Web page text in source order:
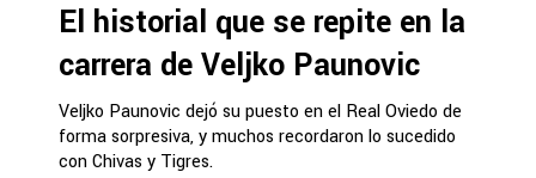
El historial que se repite en la
carrera de Veljko Paunovic
Veljko Paunovic dejó su puesto en el Real Oviedo de
forma sorpresiva, y muchos recordaron lo sucedido
con Chivas y Tigres.